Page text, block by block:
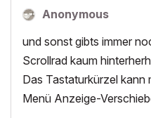
Anonymous
und sonst gibts immer
Scrollrad kaum
Das Tastaturkürzel kann
Menü Anzeige-